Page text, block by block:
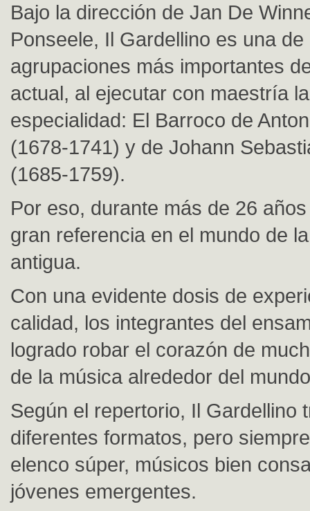
Bajo la dirección de Jan De
Ponseele, Il Gardellino es una de
agrupaciones más importantes
actual, al ejecutar con maestría
especialidad: El Barroco de
(1678-1741) y de Johann
(1685-1759).
Por eso, durante más de 26
gran referencia en el mundo de
antigua.
Con una evidente dosis de
calidad, los integrantes del
logrado robar el corazón de
de la música alrededor del
Según el repertorio, Il Gardellino
diferentes formatos, pero
elenco súper, músicos bien
jóvenes emergentes.